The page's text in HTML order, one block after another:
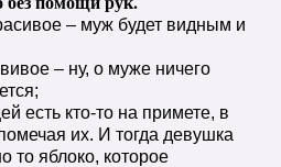
– муж будет видным и
– ну, о муже ничего
есть кто-то на примете, в
их. И тогда девушка
то яблоко, которое